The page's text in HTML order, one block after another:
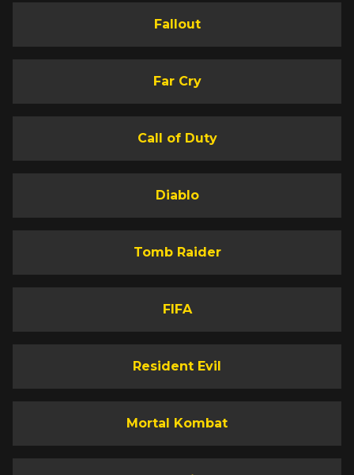
Fallout
Far Cry
Call of Duty
Diablo
Tomb Raider
FIFA
Resident Evil
Mortal Kombat